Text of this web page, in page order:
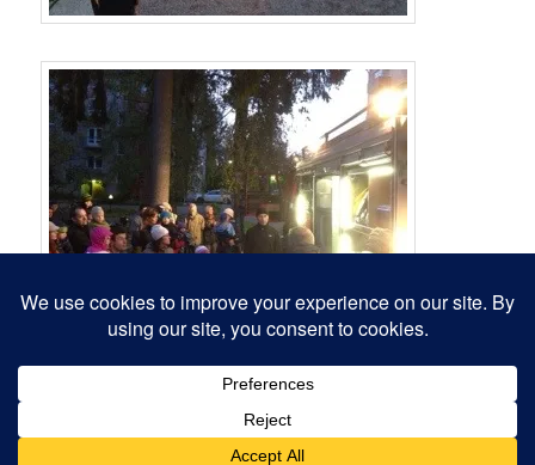
Voimanlähteenä WordPress